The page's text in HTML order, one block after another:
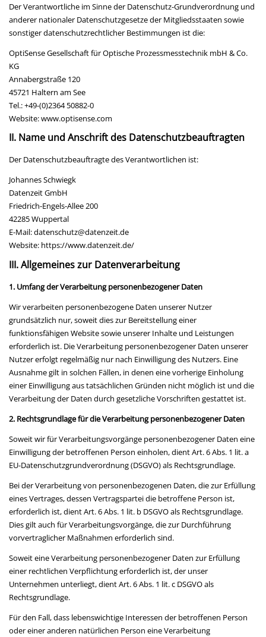
Der Verantwortliche im Sinne der Datenschutz-Grundverordnung und
anderer nationaler Datenschutzgesetze der Mitgliedsstaaten sowie
sonstiger datenschutzrechtlicher Bestimmungen ist die:
OptiSense Gesellschaft für Optische Prozessmesstechnik mbH & Co.
KG
Annabergstraße 120
45721 Haltern am See
Tel.: +49-(0)2364 50882-0
Website: www.optisense.com
II. Name und Anschrift des Datenschutzbeauftragten
Der Datenschutzbeauftragte des Verantwortlichen ist:
Johannes Schwiegk
Datenzeit GmbH
Friedrich-Engels-Allee 200
42285 Wuppertal
E-Mail: datenschutz@datenzeit.de
Website: https://www.datenzeit.de/
III. Allgemeines zur Datenverarbeitung
1. Umfang der Verarbeitung personenbezogener Daten
Wir verarbeiten personenbezogene Daten unserer Nutzer
grundsätzlich nur, soweit dies zur Bereitstellung einer
funktionsfähigen Website sowie unserer Inhalte und Leistungen
erforderlich ist. Die Verarbeitung personenbezogener Daten unserer
Nutzer erfolgt regelmäßig nur nach Einwilligung des Nutzers. Eine
Ausnahme gilt in solchen Fällen, in denen eine vorherige Einholung
einer Einwilligung aus tatsächlichen Gründen nicht möglich ist und die
Verarbeitung der Daten durch gesetzliche Vorschriften gestattet ist.
2. Rechtsgrundlage für die Verarbeitung personenbezogener Daten
Soweit wir für Verarbeitungsvorgänge personenbezogener Daten eine
Einwilligung der betroffenen Person einholen, dient Art. 6 Abs. 1 lit. a
EU-Datenschutzgrundverordnung (DSGVO) als Rechtsgrundlage.
Bei der Verarbeitung von personenbezogenen Daten, die zur Erfüllung
eines Vertrages, dessen Vertragspartei die betroffene Person ist,
erforderlich ist, dient Art. 6 Abs. 1 lit. b DSGVO als Rechtsgrundlage.
Dies gilt auch für Verarbeitungsvorgänge, die zur Durchführung
vorvertraglicher Maßnahmen erforderlich sind.
Soweit eine Verarbeitung personenbezogener Daten zur Erfüllung
einer rechtlichen Verpflichtung erforderlich ist, der unser
Unternehmen unterliegt, dient Art. 6 Abs. 1 lit. c DSGVO als
Rechtsgrundlage.
Für den Fall, dass lebenswichtige Interessen der betroffenen Person
oder einer anderen natürlichen Person eine Verarbeitung